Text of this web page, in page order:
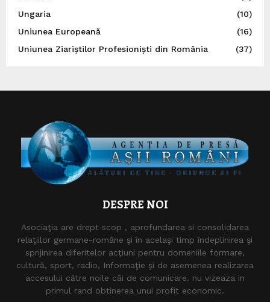
Ungaria
(10)
Uniunea Europeană
(16)
Uniunea Ziariștilor Profesioniști din România
(37)
DESPRE NOI
Asociaţia are drept scop , aprofundarea si consolidarea
relaţiilor germane-române şi în acelaşi timp îndeplinirea şi
sprijinirea diferitelor acţiuni pentru domeniile formare,
cultură, sport, radio, Informaţie şi de asemenea realizarea
accesului către noile căi de comunicare. nu vizeaza in
primul rand obtinerea unui profit economic.